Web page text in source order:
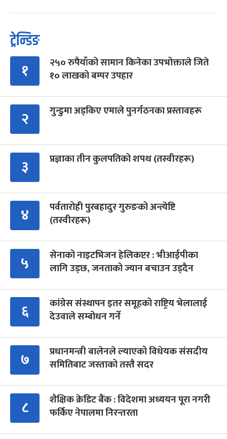
ट्रेन्डिङ
१
२५० रुपैयाँको सामान किनेका उपभोक्ताले जिते
१० लाखको बम्पर उपहार
२ गुन्डुमा अड्किए एमाले पुनर्गठनका प्रस्तावहरू
३ प्रज्ञाका तीन कुलपतिको शपथ (तस्वीरहरू)
४
पर्वतारोही पुरबहादुर गुरुङको अन्त्येष्टि
(तस्वीरहरू)
५
सेनाको नाइटभिजन हेलिकप्टर : भीआईपीका
लागि उड्छ, जनताको ज्यान बचाउन उड्दैन
६
कांग्रेस संस्थापन इतर समूहको राष्ट्रिय भेलालाई
देउवाले सम्बोधन गर्ने
७
प्रधानमन्त्री बालेनले ल्याएको विधेयक संसदीय
समितिबाट जस्ताको तस्तै सदर
८
शैक्षिक क्रेडिट बैंक : विदेशमा अध्ययन पूरा नगरी
फर्किए नेपालमा निरन्तरता